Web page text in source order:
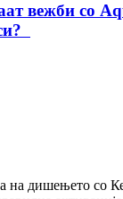
вежби со